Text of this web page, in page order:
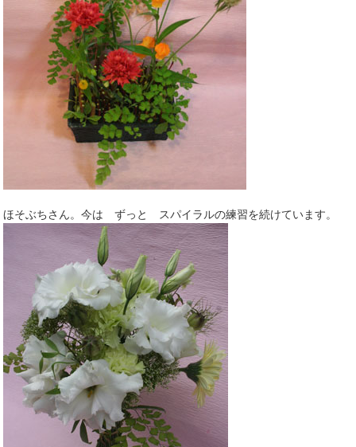
ほそぶちさん。今は ずっと スパイラルの練習を続けています。